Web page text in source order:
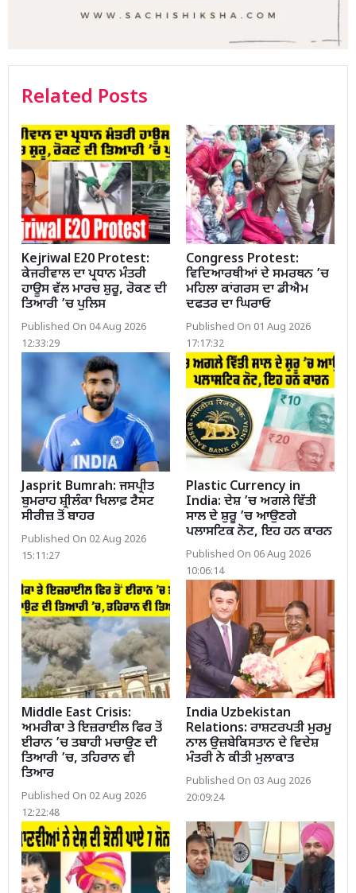
Related Posts
Kejriwal E20 Protest:
ਕੇਜਰੀਵਾਲ ਦਾ ਪ੍ਰਧਾਨ ਮੰਤਰੀ
ਹਾਊਸ ਵੱਲ ਮਾਰਚ ਸ਼ੁਰੂ, ਰੋਕਣ ਦੀ
ਤਿਆਰੀ ’ਚ ਪੁਲਿਸ
Published On 04 Aug 2026
12:33:29
Congress Protest:
ਵਿਦਿਆਰਥੀਆਂ ਦੇ ਸਮਰਥਨ ’ਚ
ਮਹਿਲਾ ਕਾਂਗਰਸ ਦਾ ਡੀਐਮ
ਦਫਤਰ ਦਾ ਘਿਰਾਓ
Published On 01 Aug 2026
17:17:32
Jasprit Bumrah: ਜਸਪ੍ਰੀਤ
ਬੁਮਰਾਹ ਸ਼੍ਰੀਲੰਕਾ ਖਿਲਾਫ਼ ਟੈਸਟ
ਸੀਰੀਜ਼ ਤੋਂ ਬਾਹਰ
Published On 02 Aug 2026
15:11:27
Plastic Currency in
India: ਦੇਸ਼ ’ਚ ਅਗਲੇ ਵਿੱਤੀ
ਸਾਲ ਦੇ ਸ਼ੁਰੂ ’ਚ ਆਉਣਗੇ
ਪਲਾਸਟਿਕ ਨੋਟ, ਇਹ ਹਨ ਕਾਰਨ
Published On 06 Aug 2026
10:06:14
Middle East Crisis:
ਅਮਰੀਕਾ ਤੇ ਇਜ਼ਰਾਈਲ ਫਿਰ ਤੋਂ
ਈਰਾਨ ’ਚ ਤਬਾਹੀ ਮਚਾਉਣ ਦੀ
ਤਿਆਰੀ ’ਚ, ਤਹਿਰਾਨ ਵੀ
ਤਿਆਰ
Published On 02 Aug 2026
12:22:48
India Uzbekistan
Relations: ਰਾਸ਼ਟਰਪਤੀ ਮੁਰਮੂ
ਨਾਲ ਉਜ਼ਬੇਕਿਸਤਾਨ ਦੇ ਵਿਦੇਸ਼
ਮੰਤਰੀ ਨੇ ਕੀਤੀ ਮੁਲਾਕਾਤ
Published On 03 Aug 2026
20:09:24